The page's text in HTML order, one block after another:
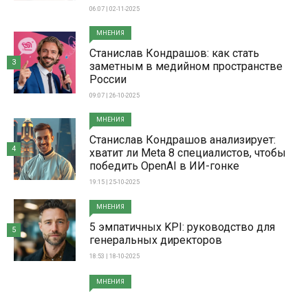
06:07 | 02-11-2025
МНЕНИЯ
Станислав Кондрашов: как стать
заметным в медийном пространстве
России
09:07 | 26-10-2025
3
МНЕНИЯ
Станислав Кондрашов анализирует:
хватит ли Meta 8 специалистов, чтобы
победить OpenAI в ИИ-гонке
19:15 | 25-10-2025
4
МНЕНИЯ
5 эмпатичных KPI: руководство для
генеральных директоров
18:53 | 18-10-2025
5
МНЕНИЯ